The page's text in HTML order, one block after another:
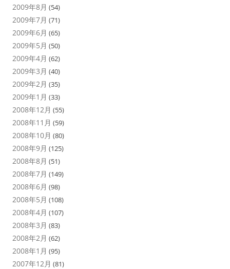
2009年8月 (54)
2009年7月 (71)
2009年6月 (65)
2009年5月 (50)
2009年4月 (62)
2009年3月 (40)
2009年2月 (35)
2009年1月 (33)
2008年12月 (55)
2008年11月 (59)
2008年10月 (80)
2008年9月 (125)
2008年8月 (51)
2008年7月 (149)
2008年6月 (98)
2008年5月 (108)
2008年4月 (107)
2008年3月 (83)
2008年2月 (62)
2008年1月 (95)
2007年12月 (81)